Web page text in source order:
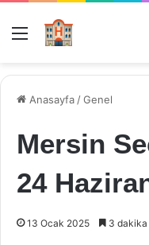
Menü
Anasayfa /Genel
Mersin
24
13 Ocak 2025 3 dakika